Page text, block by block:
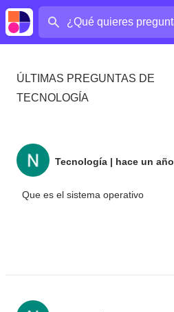
ÚLTIMAS PREGUNTAS DE
TECNOLOGÍA
Tecnología | hace un año
Que es el sistema operativo